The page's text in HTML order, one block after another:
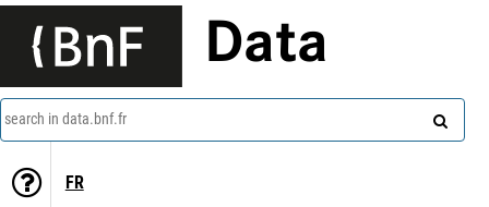
Data
search in data.bnf.fr
FR